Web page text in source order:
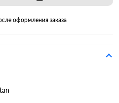
оформления заказа